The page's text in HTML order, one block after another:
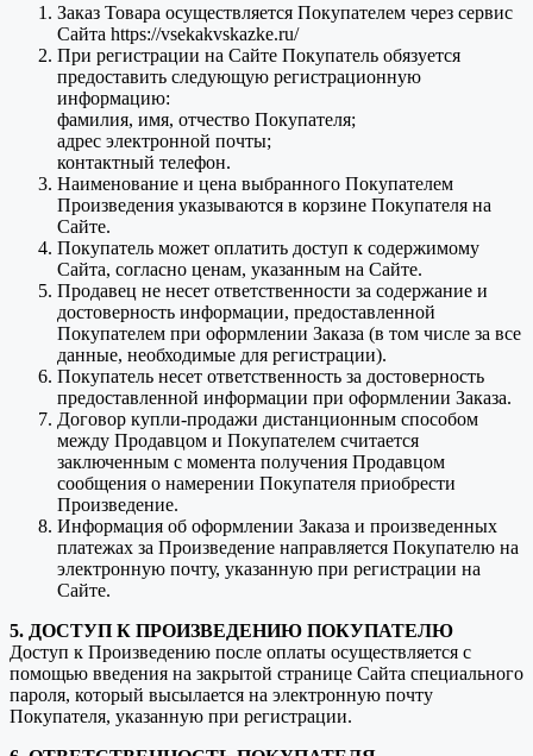
Заказ Товара осуществляется Покупателем через сервис
Сайта https://vsekakvskazke.ru/
При регистрации на Сайте Покупатель обязуется
предоставить следующую регистрационную
информацию:
фамилия, имя, отчество Покупателя;
адрес электронной почты;
контактный телефон.
Наименование и цена выбранного Покупателем
Произведения указываются в корзине Покупателя на
Сайте.
Покупатель может оплатить доступ к содержимому
Сайта, согласно ценам, указанным на Сайте.
Продавец не несет ответственности за содержание и
достоверность информации, предоставленной
Покупателем при оформлении Заказа (в том числе за все
данные, необходимые для регистрации).
Покупатель несет ответственность за достоверность
предоставленной информации при оформлении Заказа.
Договор купли-продажи дистанционным способом
между Продавцом и Покупателем считается
заключенным с момента получения Продавцом
сообщения о намерении Покупателя приобрести
Произведение.
Информация об оформлении Заказа и произведенных
платежах за Произведение направляется Покупателю на
электронную почту, указанную при регистрации на
Сайте.
5. ДОСТУП К ПРОИЗВЕДЕНИЮ ПОКУПАТЕЛЮ
Доступ к Произведению после оплаты осуществляется с
помощью введения на закрытой странице Сайта специального
пароля, который высылается на электронную почту
Покупателя, указанную при регистрации.